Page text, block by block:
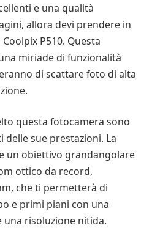
e una qualità
allora devi prendere in
P510. Questa
miriade di funzionalità
di scattare foto di alta
questa fotocamera sono
sue prestazioni. La
un obiettivo grandangolare
ottico da record,
che ti permetterà di
e primi piani con una
una risoluzione nitida.